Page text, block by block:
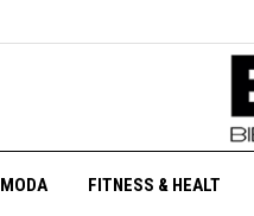
MODA FITNESS & HEALT